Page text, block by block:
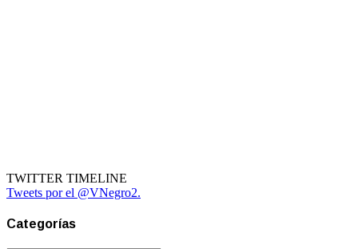
TWITTER TIMELINE
Tweets por el @VNegro2.
Categorías